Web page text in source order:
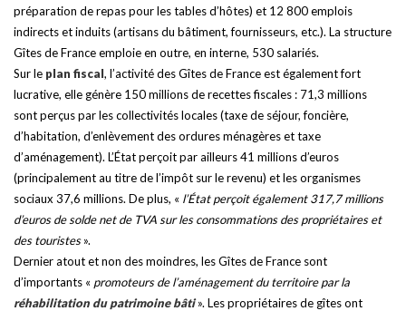
préparation de repas pour les tables d’hôtes) et 12 800 emplois
indirects et induits (artisans du bâtiment, fournisseurs, etc.). La structure
Gîtes de France emploie en outre, en interne, 530 salariés.
Sur le plan fiscal, l’activité des Gîtes de France est également fort
lucrative, elle génère 150 millions de recettes fiscales : 71,3 millions
sont perçus par les collectivités locales (taxe de séjour, foncière,
d’habitation, d’enlèvement des ordures ménagères et taxe
d’aménagement). L’État perçoit par ailleurs 41 millions d’euros
(principalement au titre de l’impôt sur le revenu) et les organismes
sociaux 37,6 millions. De plus, « l’État perçoit également 317,7 millions
d’euros de solde net de TVA sur les consommations des propriétaires et
des touristes».
Dernier atout et non des moindres, les Gîtes de France sont
d’importants « promoteurs de l’aménagement du territoire par la
réhabilitation du patrimoine bâti». Les propriétaires de gîtes ont